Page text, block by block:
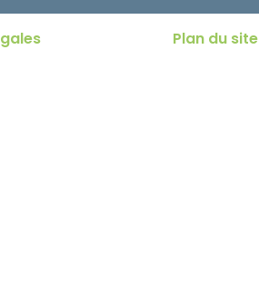
Plan du site